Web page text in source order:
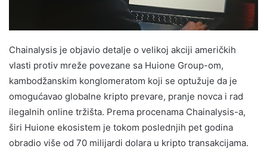
Chainalysis je objavio detalje o velikoj akciji američkih
vlasti protiv mreže povezane sa Huione Group-om,
kambodžanskim konglomeratom koji se optužuje da je
omogućavao globalne kripto prevare, pranje novca i rad
ilegalnih online tržišta. Prema procenama Chainalysis-a,
širi Huione ekosistem je tokom poslednjih pet godina
obradio više od 70 milijardi dolara u kripto transakcijama.